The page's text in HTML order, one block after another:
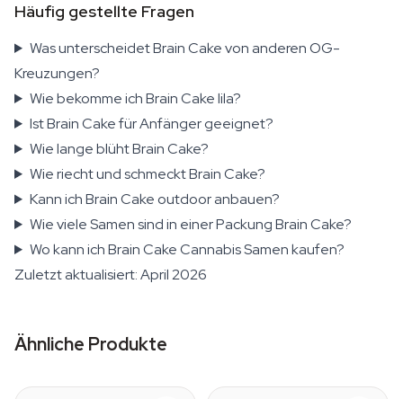
Häufig gestellte Fragen
Was unterscheidet Brain Cake von anderen OG-
Kreuzungen?
Wie bekomme ich Brain Cake lila?
Ist Brain Cake für Anfänger geeignet?
Wie lange blüht Brain Cake?
Wie riecht und schmeckt Brain Cake?
Kann ich Brain Cake outdoor anbauen?
Wie viele Samen sind in einer Packung Brain Cake?
Wo kann ich Brain Cake Cannabis Samen kaufen?
Zuletzt aktualisiert: April 2026
Ähnliche Produkte